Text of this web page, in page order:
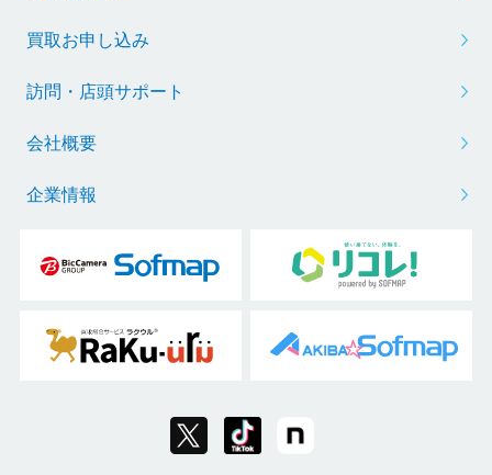
買取お申し込み
訪問・店頭サポート
会社概要
企業情報